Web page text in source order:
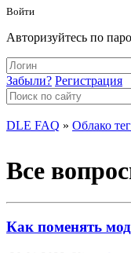
Войти
Авторизуйтесь по
Забыли? Регистрация
DLE FAQ » Облако
Все
Как поменять